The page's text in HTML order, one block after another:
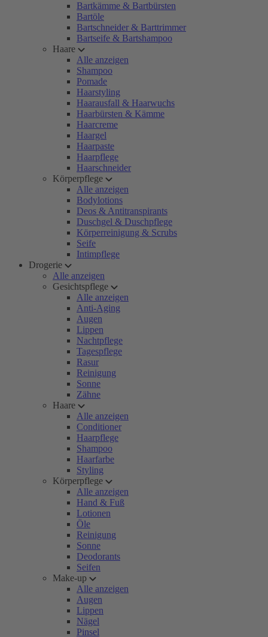
Bartkämme & Bartbürsten
Bartöle
Bartschneider & Barttrimmer
Bartseife & Bartshampoo
Haare
Alle anzeigen
Shampoo
Pomade
Haarstyling
Haarausfall & Haarwuchs
Haarbürsten & Kämme
Haarcreme
Haargel
Haarpaste
Haarpflege
Haarschneider
Körperpflege
Alle anzeigen
Bodylotions
Deos & Antitranspirants
Duschgel & Duschpflege
Körperreinigung & Scrubs
Seife
Intimpflege
Drogerie
Alle anzeigen
Gesichtspflege
Alle anzeigen
Anti-Aging
Augen
Lippen
Nachtpflege
Tagespflege
Rasur
Reinigung
Sonne
Zähne
Haare
Alle anzeigen
Conditioner
Haarpflege
Shampoo
Haarfarbe
Styling
Körperpflege
Alle anzeigen
Hand & Fuß
Lotionen
Öle
Reinigung
Sonne
Deodorants
Seifen
Make-up
Alle anzeigen
Augen
Lippen
Nägel
Pinsel